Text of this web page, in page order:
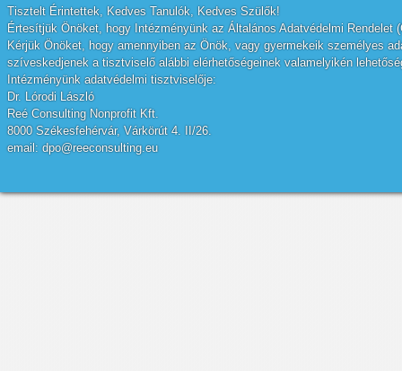
Tisztelt Érintettek, Kedves Tanulók, Kedves Szülők!
Értesítjük Önöket, hogy Intézményünk az Általános Adatvédelmi
Kérjük Önöket, hogy amennyiben az Önök, vagy gyermekeik személyes
szíveskedjenek a tisztviselő alábbi elérhetőségeinek valamelyikén
Intézményünk adatvédelmi tisztviselője:
Dr. Lórodi László
Reé Consulting Nonprofit Kft.
8000 Székesfehérvár, Várkörút 4. II/26.
email: dpo@reeconsulting.eu